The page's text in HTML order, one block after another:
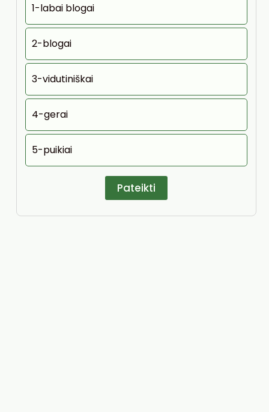
1-labai blogai
2-blogai
3-vidutiniškai
4-gerai
5-puikiai